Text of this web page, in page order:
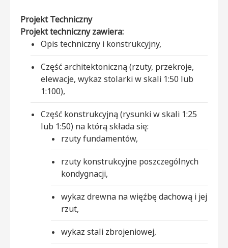
Projekt Techniczny
Projekt techniczny zawiera:
Opis techniczny i konstrukcyjny,
Część architektoniczną (rzuty, przekroje,
elewacje, wykaz stolarki w skali 1:50 lub
1:100),
Część konstrukcyjną (rysunki w skali 1:25
lub 1:50) na którą składa się:
rzuty fundamentów,
rzuty konstrukcyjne poszczególnych
kondygnacji,
wykaz drewna na więźbę dachową i jej
rzut,
wykaz stali zbrojeniowej,